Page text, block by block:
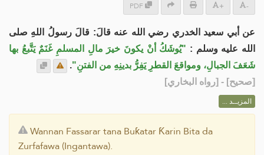
PDF + -
عن أبي سعيد الخدري رضي الله عنه قالَ: قالَ رسولُ اللهِ صلى
الله عليه وسلم : "يُوشَكُ أنْ يكونَ خيرَ مالِ المسلمِ غَنَمٌ يَتَّبعُ بها
شَعَفَ الجبالِ، ومواقعَ القطرِ يَفِرُّ بدينِهِ من الفتنِ".
[صحيح] - [رواه البخاري]
المزيــد ...
Wannan Fassarar tana Buƙatar Ƙarin Bita da
Zurfafawa (Ingantawa).